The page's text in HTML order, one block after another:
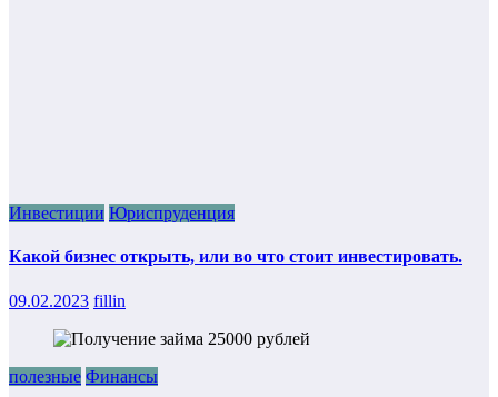
Инвестиции Юриспруденция
Какой бизнес открыть, или во что стоит инвестировать.
09.02.2023 fillin
полезные Финансы